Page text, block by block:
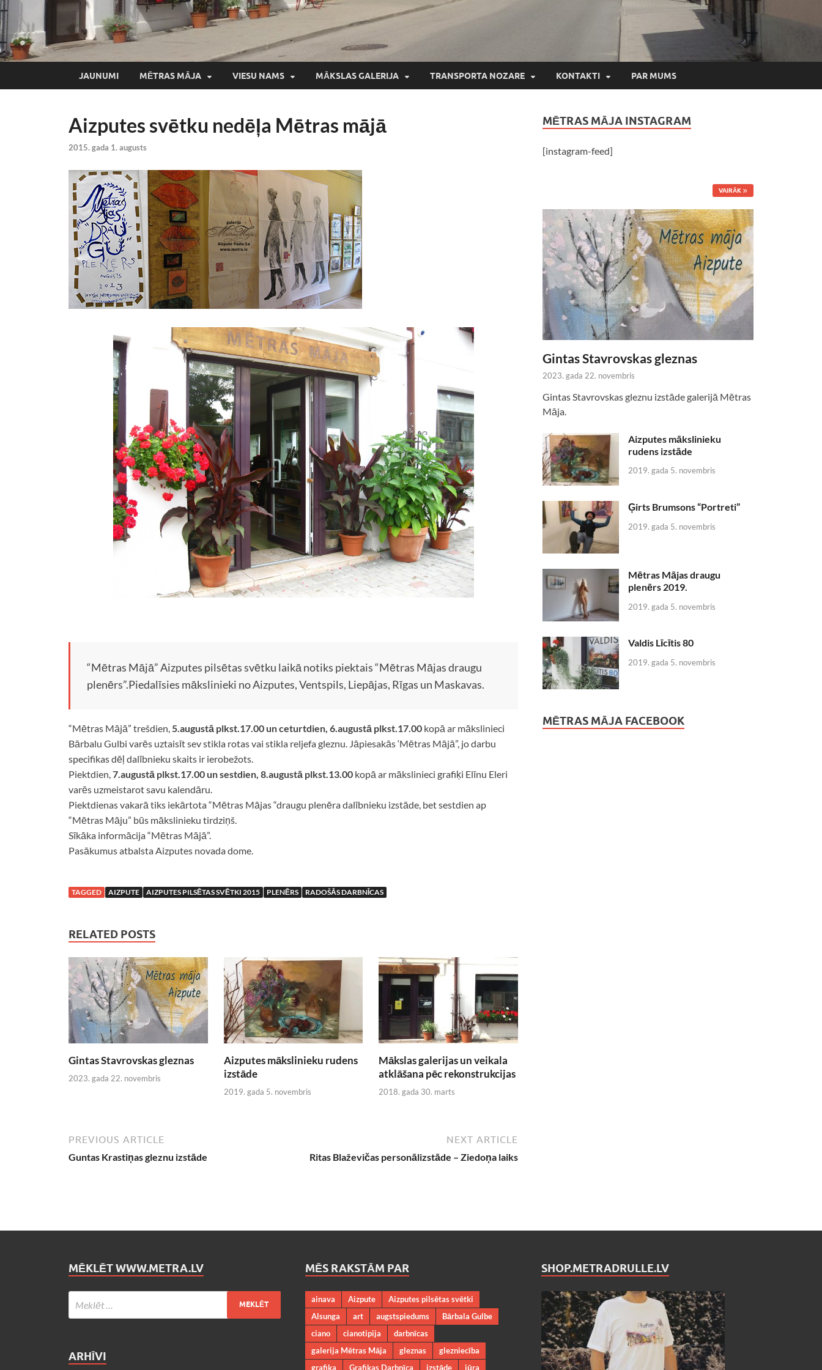
JAUNUMI MĒTRAS MĀJA VIESU NAMS MĀKSLAS GALERIJA TRANSPORTA NOZARE KONTAKTI PAR MUMS
Aizputes svētku nedēļa Mētras mājā
2015. gada 1. augusts
“Mētras Mājā” Aizputes pilsētas svētku laikā notiks piektais “Mētras Mājas draugu
plenērs”.Piedalīsies mākslinieki no Aizputes, Ventspils, Liepājas, Rīgas un Maskavas.
“Mētras Mājā” trešdien,5.augustā plkst.17.00 un ceturtdien, 6.augustā plkst.17.00 kopā ar mākslinieci
Bārbalu Gulbi varēs uztaisīt sev stikla rotas vai stikla reljefa gleznu. Jāpiesakās ‘Mētras Mājā”, jo darbu
specifikas dēļ dalībnieku skaits ir ierobežots.
Piektdien,7.augustā plkst.17.00 un sestdien, 8.augustā plkst.13.00 kopā ar mākslinieci grafiķi Elīnu Eleri
varēs uzmeistarot savu kalendāru.
Piektdienas vakarā tiks iekārtota “Mētras Mājas “draugu plenēra dalībnieku izstāde, bet sestdien ap
“Mētras Māju” būs mākslinieku tirdziņš.
Sīkāka informācija “Mētras Mājā”.
Pasākumus atbalsta Aizputes novada dome.
TAGGED AIZPUTE AIZPUTES PILSĒTAS SVĒTKI 2015 PLENĒRS RADOŠĀS DARBNĪCAS
RELATED POSTS
Gintas Stavrovskas gleznas
2023. gada 22. novembris
Aizputes mākslinieku rudens
izstāde
2019. gada 5. novembris
Mākslas galerijas un veikala
atklāšana pēc rekonstrukcijas
2018. gada 30. marts
PREVIOUS ARTICLE
Guntas Krastiņas gleznu izstāde
NEXT ARTICLE
Ritas Blaževičas personālizstāde – Ziedoņa laiks
MĒTRAS MĀJA INSTAGRAM
[instagram-feed]
VAIRĀK
Gintas Stavrovskas gleznas
2023. gada 22. novembris
Gintas Stavrovskas gleznu izstāde galerijā Mētras
Māja.
Aizputes mākslinieku
rudens izstāde
2019. gada 5. novembris
Ģirts Brumsons “Portreti”
2019. gada 5. novembris
Mētras Mājas draugu
plenērs 2019.
2019. gada 5. novembris
Valdis Līcītis 80
2019. gada 5. novembris
MĒTRAS MĀJA FACEBOOK
MĒKLĒT WWW.METRA.LV
ARHĪVI
MĒS RAKSTĀM PAR
ainava Aizpute
Aizputes pilsētas svētki
Alsunga
art augstspiedums
Bārbala Gulbe
ciano
cianotipija
darbnīcas
galerija Mētras Māja
gleznas
glezniecība
grafika
Grafikas Darbnīca izstāde jūra
SHOP.METRADRULLE.LV